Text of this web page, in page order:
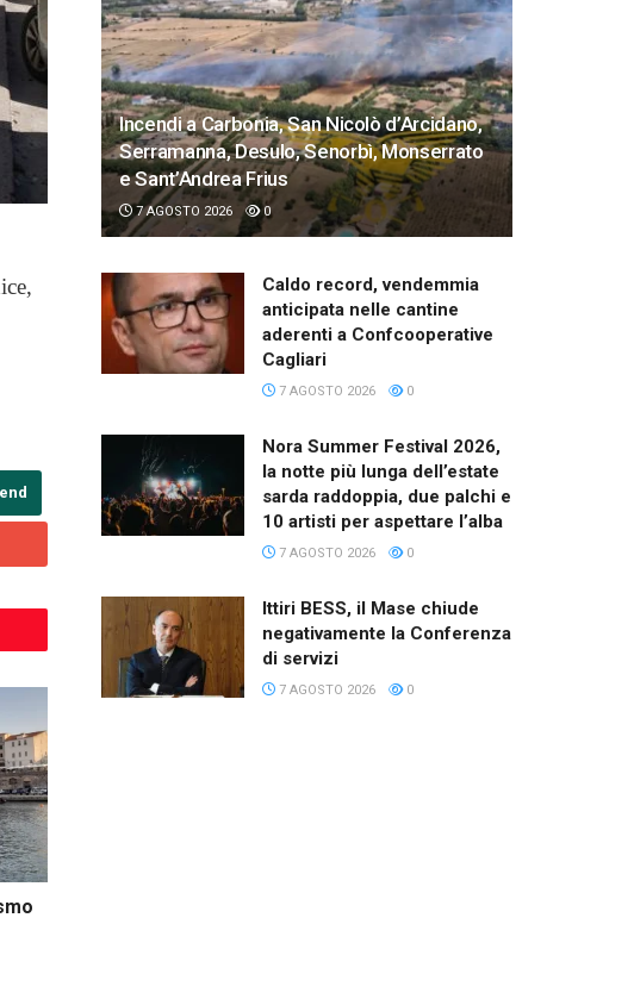
Incendi a Carbonia, San Nicolò d’Arcidano,
Serramanna, Desulo, Senorbì, Monserrato
e Sant’Andrea Frius
7 AGOSTO 2026 0
Caldo record, vendemmia
anticipata nelle cantine
aderenti a Confcooperative
Cagliari
7 AGOSTO 2026 0
Nora Summer Festival 2026,
la notte più lunga dell’estate
sarda raddoppia, due palchi e
10 artisti per aspettare l’alba
7 AGOSTO 2026 0
Ittiri BESS, il Mase chiude
negativamente la Conferenza
di servizi
7 AGOSTO 2026 0